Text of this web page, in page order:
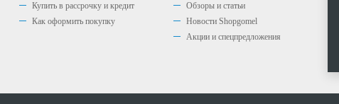
Купить в рассрочку и кредит
Как оформить покупку
Обзоры и статьи
Новости Shopgomel
Акции и спецпредложения